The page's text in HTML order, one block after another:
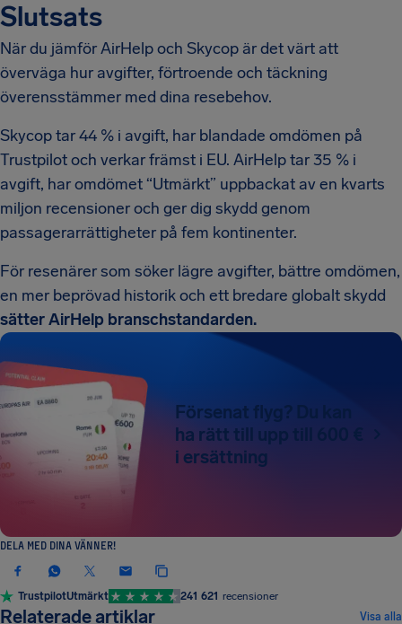
Slutsats
När du jämför AirHelp och Skycop är det värt att
överväga hur avgifter, förtroende och täckning
överensstämmer med dina resebehov.
Skycop tar 44 % i avgift, har blandade omdömen på
Trustpilot och verkar främst i EU. AirHelp tar 35 % i
avgift, har omdömet “Utmärkt” uppbackat av en kvarts
miljon recensioner och ger dig skydd genom
passagerarrättigheter på fem kontinenter.
För resenärer som söker lägre avgifter, bättre omdömen,
en mer beprövad historik och ett bredare globalt skydd
sätter AirHelp branschstandarden.
Försenat flyg? Du kan
ha rätt till upp till 600 €
i ersättning
DELA MED DINA VÄNNER!
TrustpilotUtmärkt 241 621 recensioner
Relaterade artiklar Visa alla
NYHETER OCH AKTUELLT